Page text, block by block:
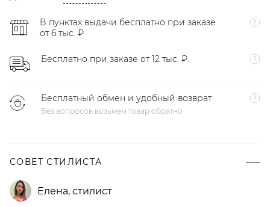
В пунктах выдачи бесплатно при заказе
от 6 тыс. ₽
Бесплатно при заказе от 12 тыс. ₽.
Бесплатный обмен и удобный возврат
Без вопросов возьмем товар обратно
СОВЕТ СТИЛИСТА
Елена, стилист